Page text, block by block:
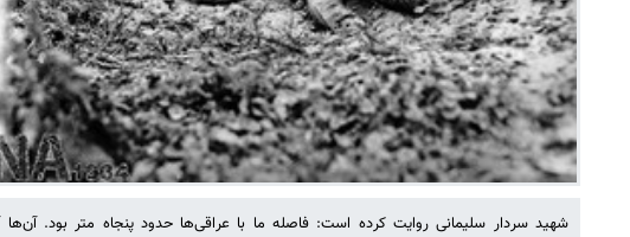
شهید سردار سلیمانی روایت کرده است: فاصله ما با عراقی‌ها حدود پنجاه متر بود.